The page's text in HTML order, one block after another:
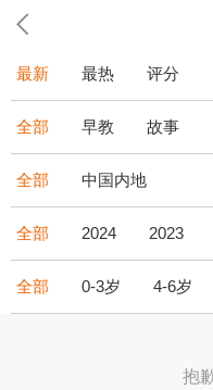
最新 最热 评分
全部 早教 故事
全部 中国内地
全部 2024 2023
全部 0-3岁 4-6岁
抱